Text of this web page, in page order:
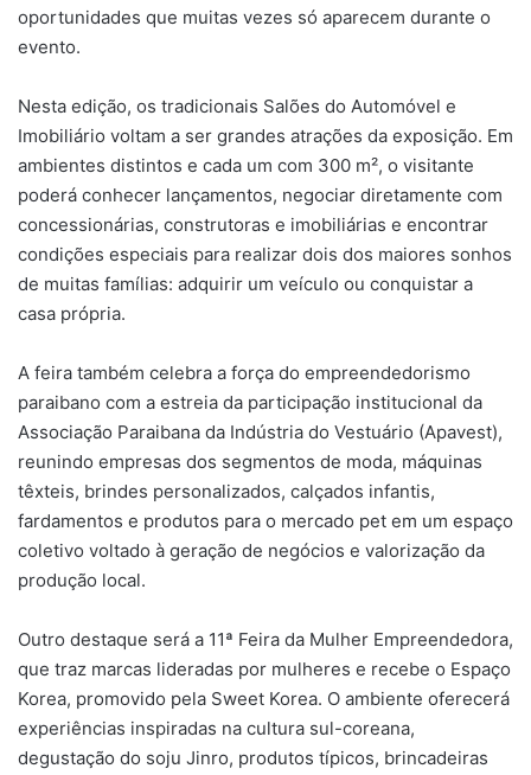
oportunidades que muitas vezes só aparecem durante o
evento.
Nesta edição, os tradicionais Salões do Automóvel e
Imobiliário voltam a ser grandes atrações da exposição. Em
ambientes distintos e cada um com 300 m², o visitante
poderá conhecer lançamentos, negociar diretamente com
concessionárias, construtoras e imobiliárias e encontrar
condições especiais para realizar dois dos maiores sonhos
de muitas famílias: adquirir um veículo ou conquistar a
casa própria.
A feira também celebra a força do empreendedorismo
paraibano com a estreia da participação institucional da
Associação Paraibana da Indústria do Vestuário (Apavest),
reunindo empresas dos segmentos de moda, máquinas
têxteis, brindes personalizados, calçados infantis,
fardamentos e produtos para o mercado pet em um espaço
coletivo voltado à geração de negócios e valorização da
produção local.
Outro destaque será a 11ª Feira da Mulher Empreendedora,
que traz marcas lideradas por mulheres e recebe o Espaço
Korea, promovido pela Sweet Korea. O ambiente oferecerá
experiências inspiradas na cultura sul-coreana,
degustação do soju Jinro, produtos típicos, brincadeiras